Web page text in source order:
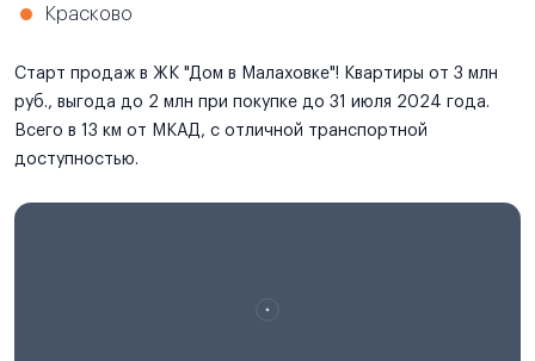
Красково
Старт продаж в ЖК "Дом в Малаховке"! Квартиры от 3 млн
руб., выгода до 2 млн при покупке до 31 июля 2024 года.
Всего в 13 км от МКАД, с отличной транспортной
доступностью.